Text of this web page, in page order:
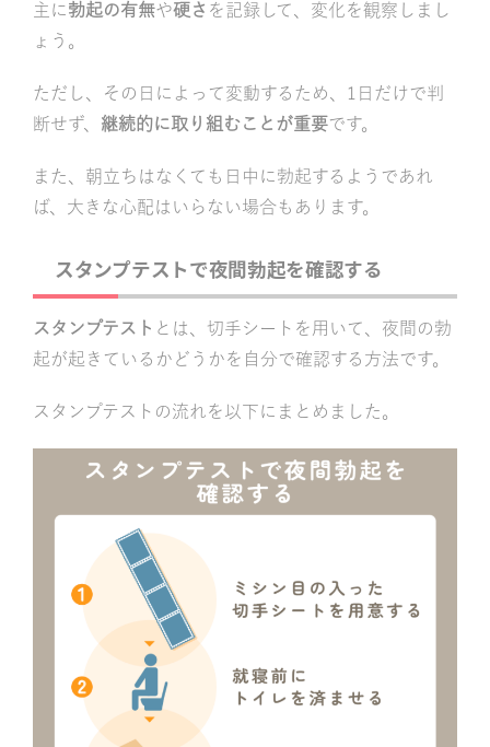
主に勃起の有無や硬さ を記録して、変化を観察しまし
ょう。
ただし、その日によって変動するため、1日だけで判
断せず、 継続的に取り組むことが重要です。
また、朝立ちはなくても日中に勃起するようであれ
ば、大きな心配はいらない場合もあります。
スタンプテストで夜間勃起を確認する
スタンプテスト とは、切手シートを用いて、夜間の勃
起が起きているかどうかを自分で確認する方法です。
スタンプテストの流れを以下にまとめました。